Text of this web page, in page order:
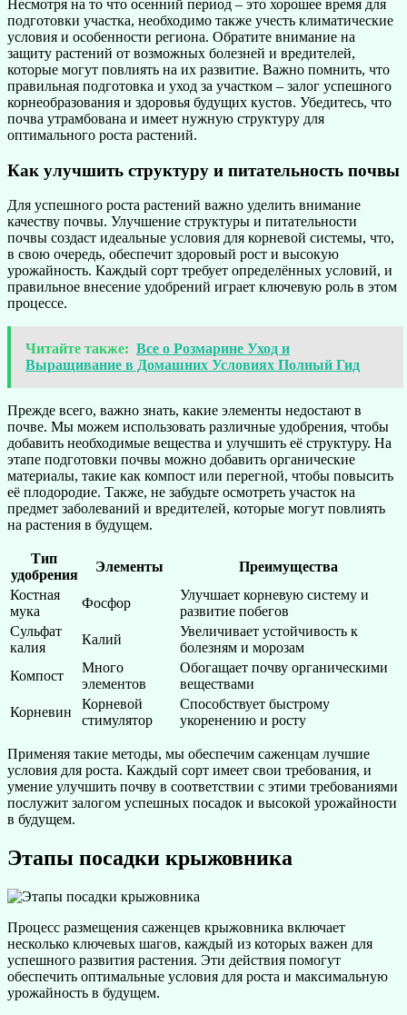
Несмотря на то что осенний период – это хорошее время для
подготовки участка, необходимо также учесть климатические
условия и особенности региона. Обратите внимание на
защиту растений от возможных болезней и вредителей,
которые могут повлиять на их развитие. Важно помнить, что
правильная подготовка и уход за участком – залог успешного
корнеобразования и здоровья будущих кустов. Убедитесь, что
почва утрамбована и имеет нужную структуру для
оптимального роста растений.
Как улучшить структуру и питательность почвы
Для успешного роста растений важно уделить внимание
качеству почвы. Улучшение структуры и питательности
почвы создаст идеальные условия для корневой системы, что,
в свою очередь, обеспечит здоровый рост и высокую
урожайность. Каждый сорт требует определённых условий, и
правильное внесение удобрений играет ключевую роль в этом
процессе.
Читайте также: Все о Розмарине Уход и
Выращивание в Домашних Условиях Полный Гид
Прежде всего, важно знать, какие элементы недостают в
почве. Мы можем использовать различные удобрения, чтобы
добавить необходимые вещества и улучшить её структуру. На
этапе подготовки почвы можно добавить органические
материалы, такие как компост или перегной, чтобы повысить
её плодородие. Также, не забудьте осмотреть участок на
предмет заболеваний и вредителей, которые могут повлиять
на растения в будущем.
Тип
удобрения
Элементы
Преимущества
Костная
мука
Фосфор
Улучшает корневую систему и
развитие побегов
Сульфат
калия
Калий
Увеличивает устойчивость к
болезням и морозам
Компост
Много
элементов
Обогащает почву органическими
веществами
Корневин
Корневой
стимулятор
Способствует быстрому
укоренению и росту
Применяя такие методы, мы обеспечим саженцам лучшие
условия для роста. Каждый сорт имеет свои требования, и
умение улучшить почву в соответствии с этими требованиями
послужит залогом успешных посадок и высокой урожайности
в будущем.
Этапы посадки крыжовника
Процесс размещения саженцев крыжовника включает
несколько ключевых шагов, каждый из которых важен для
успешного развития растения. Эти действия помогут
обеспечить оптимальные условия для роста и максимальную
урожайность в будущем.